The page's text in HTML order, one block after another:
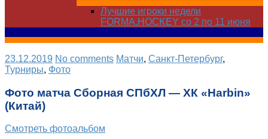
Лучшие игроки недели
FORMA.HOCKEY со 2 по 11 июня
23.12.2019 No comments Матчи, Санкт-Петербург,
Турниры, Фото
Фото матча Сборная СПбХЛ — ХК «Harbin»
(Китай)
Смотреть фотоальбом